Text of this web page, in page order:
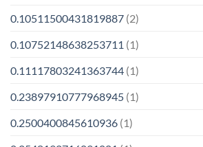
0.10511500431819887 (2)
0.10752148638253711 (1)
0.11117803241363744 (1)
0.23897910777968945 (1)
0.2500400845610936 (1)